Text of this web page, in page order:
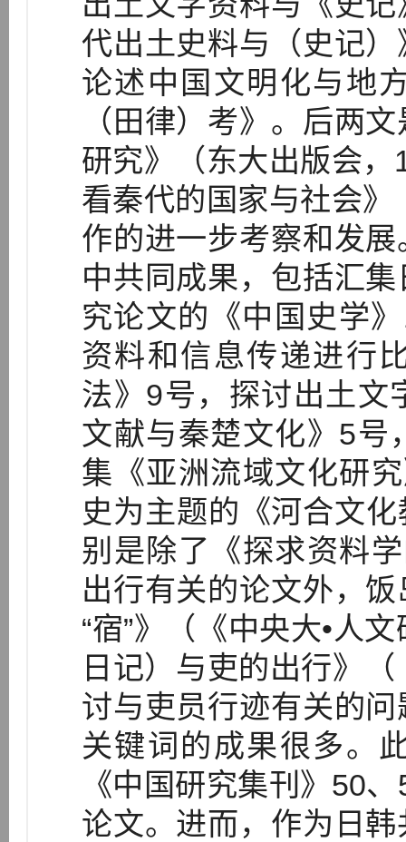
代出土史料与（史记
论述中国文明化与地
（田律）考》。后两
研究》（东大出版会
看秦代的国家与社会
作的进一步考察和发
中共同成果，包括汇
究论文的《中国史学
资料和信息传递进行
法》9号，探讨出土文
文献与秦楚文化》5号
集《亚洲流域文化研
史为主题的《河合文
别是除了《探求资料
出行有关的论文外，
“宿”》（《中央大•人
日记）与吏的出行》
讨与吏员行迹有关的
关键词的成果很多。
《中国研究集刊》50
论文。进而，作为日